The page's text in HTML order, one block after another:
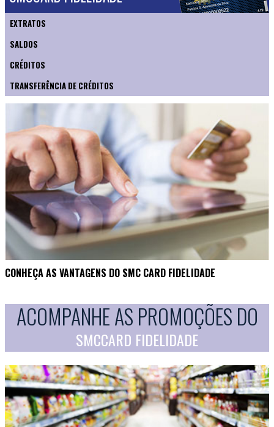
EXTRATOS
SALDOS
CRÉDITOS
TRANSFERÊNCIA DE CRÉDITOS
CONHEÇA AS VANTAGENS DO SMC CARD FIDELIDADE
ACOMPANHE AS PROMOÇÕES DO
SMCCARD FIDELIDADE